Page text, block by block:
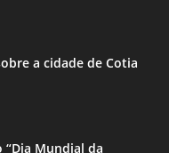
a cidade de Cotia
Mundial da